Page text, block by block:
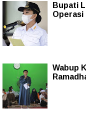
Bupati
Operasi
Wabup